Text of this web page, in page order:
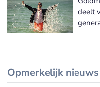
deelt
Opmerkelijk nieuws